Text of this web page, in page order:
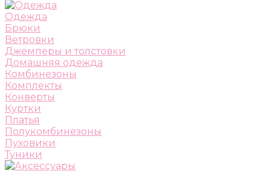
Одежда
Брюки
Ветровки
Джемперы и толстовки
Домашняя одежда
Комбинезоны
Комплекты
Конверты
Куртки
Платья
Полукомбинезоны
Пуховики
Туники